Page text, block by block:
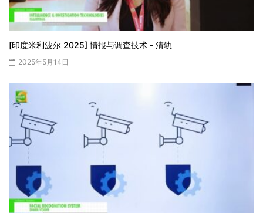
[印度米利波尔 2025] 情报与调查技术 - 清轨
2025年5月14日